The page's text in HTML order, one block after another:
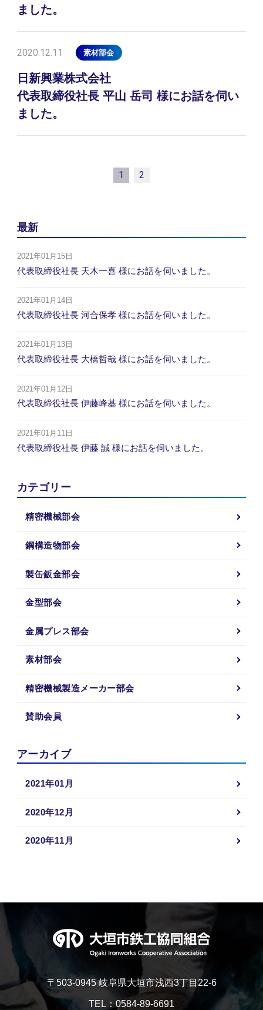
ました。
2020.12.11 素材部会
日新興業株式会社
代表取締役社長 平山 岳司 様にお話を伺い
ました。
1 2
最新
2021年01月15日
代表取締役社長 天木一喜 様にお話を伺いました。
2021年01月14日
代表取締役社長 河合保孝 様にお話を伺いました。
2021年01月13日
代表取締役社長 大橋哲哉 様にお話を伺いました。
2021年01月12日
代表取締役社長 伊藤峰基 様にお話を伺いました。
2021年01月11日
代表取締役社長 伊藤 誠 様にお話を伺いました。
カテゴリー
精密機械部会
鋼構造物部会
製缶鈑金部会
金型部会
金属プレス部会
素材部会
精密機械製造メーカー部会
賛助会員
アーカイブ
2021年01月
2020年12月
2020年11月
〒503-0945 岐阜県大垣市浅西3丁目22-6
TEL：0584-89-6691